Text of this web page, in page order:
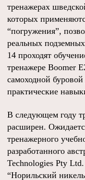
тренажерах
которых
“погружения”,
реальных
14 проходят
тренажере Boomer
самоходной
практические
В следующем году
расширен.
тренажерного
разработанного
Technologies Pty
“Норильский